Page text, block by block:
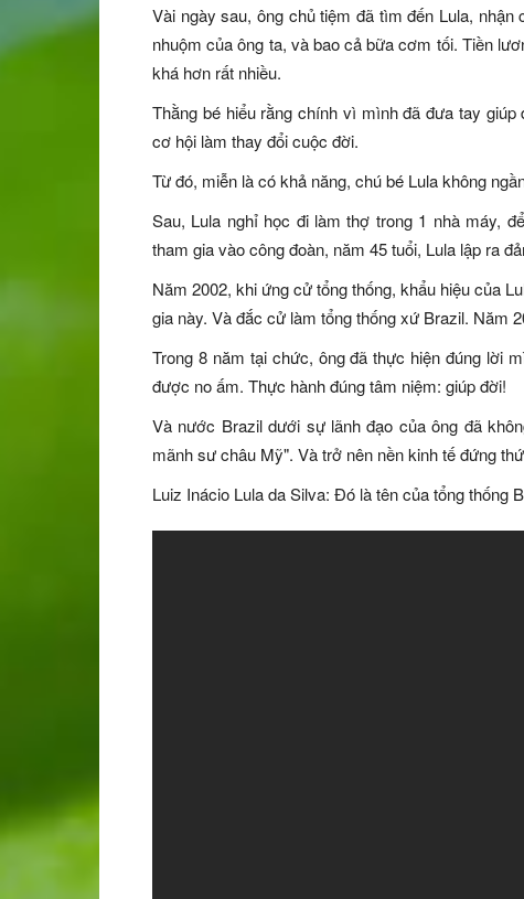
Vài ngày sau, ông chủ tiệm đã tìm đến Lula,
nhuộm của ông ta, và bao cả bữa cơm tối. Tiền
khá hơn rất nhiều.
Thằng bé hiểu rằng chính vì mình đã đưa tay
cơ hội làm thay đổi cuộc đời.
Từ đó, miễn là có khả năng, chú bé Lula không
Sau, Lula nghỉ học đi làm thợ trong 1 nhà máy,
tham gia vào công đoàn, năm 45 tuổi, Lula lập ra
Năm 2002, khi ứng cử tổng thống, khẩu hiệu của
gia này. Và đắc cử làm tổng thống xứ Brazil. Năm
Trong 8 năm tại chức, ông đã thực hiện đúng lời
được no ấm. Thực hành đúng tâm niệm: giúp đời!
Và nước Brazil dưới sự lãnh đạo của ông đã
mãnh sư châu Mỹ". Và trở nên nền kinh tế đứng
Luiz Inácio Lula da Silva: Đó là tên của tổng thống